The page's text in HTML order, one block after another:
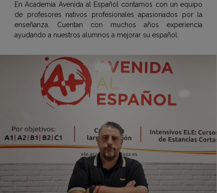
En Academia Avenida al Español contamos con un equipo
de profesores nativos profesionales apasionados por la
enseñanza. Cuentan con muchos años experiencia
ayudando a nuestros alumnos a mejorar su español.